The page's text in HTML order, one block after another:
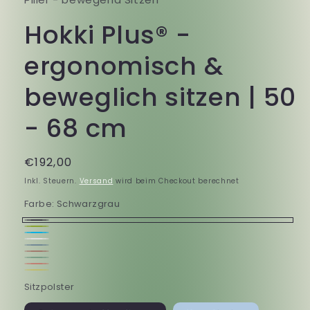
Hokki Plus® -
ergonomisch &
beweglich sitzen | 50
- 68 cm
Normaler
Preis
€192,00
Inkl. Steuern. Versand wird beim Checkout berechnet
Farbe: Schwarzgrau
Schwarzgrau
Hellgrün
Hellblau
Weiß
Dunkelblau
Variante
ausverkauft
oder
Dunkelrot
Variante
Türkis
Variante
ausverkauft
oder
Verkehrsrot
Variante
ausverkauft
Sitzpolster